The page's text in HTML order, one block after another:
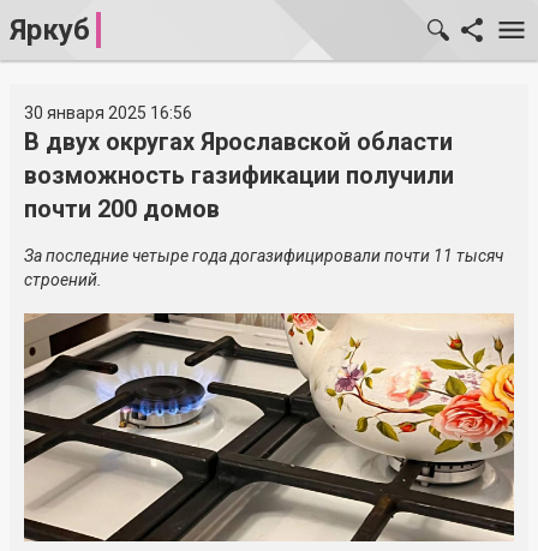
Яркуб
30 января 2025 16:56
В двух округах Ярославской области
возможность газификации получили
почти 200 домов
За последние четыре года догазифицировали почти 11 тысяч
строений.